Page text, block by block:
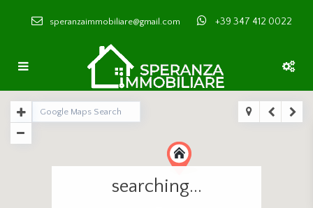
speranzaimmobiliare@gmail.com +39 347 412 0022
searching...